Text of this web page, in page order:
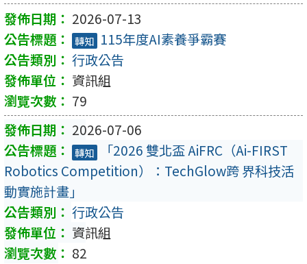
2026-07-13
轉知 115年度AI素養爭霸賽
行政公告
資訊組
79
2026-07-06
轉知
「2026 雙北盃 AiFRC（Ai-FIRST
Robotics Competition）：TechGlow跨 界科技活
動實施計畫」
行政公告
資訊組
82